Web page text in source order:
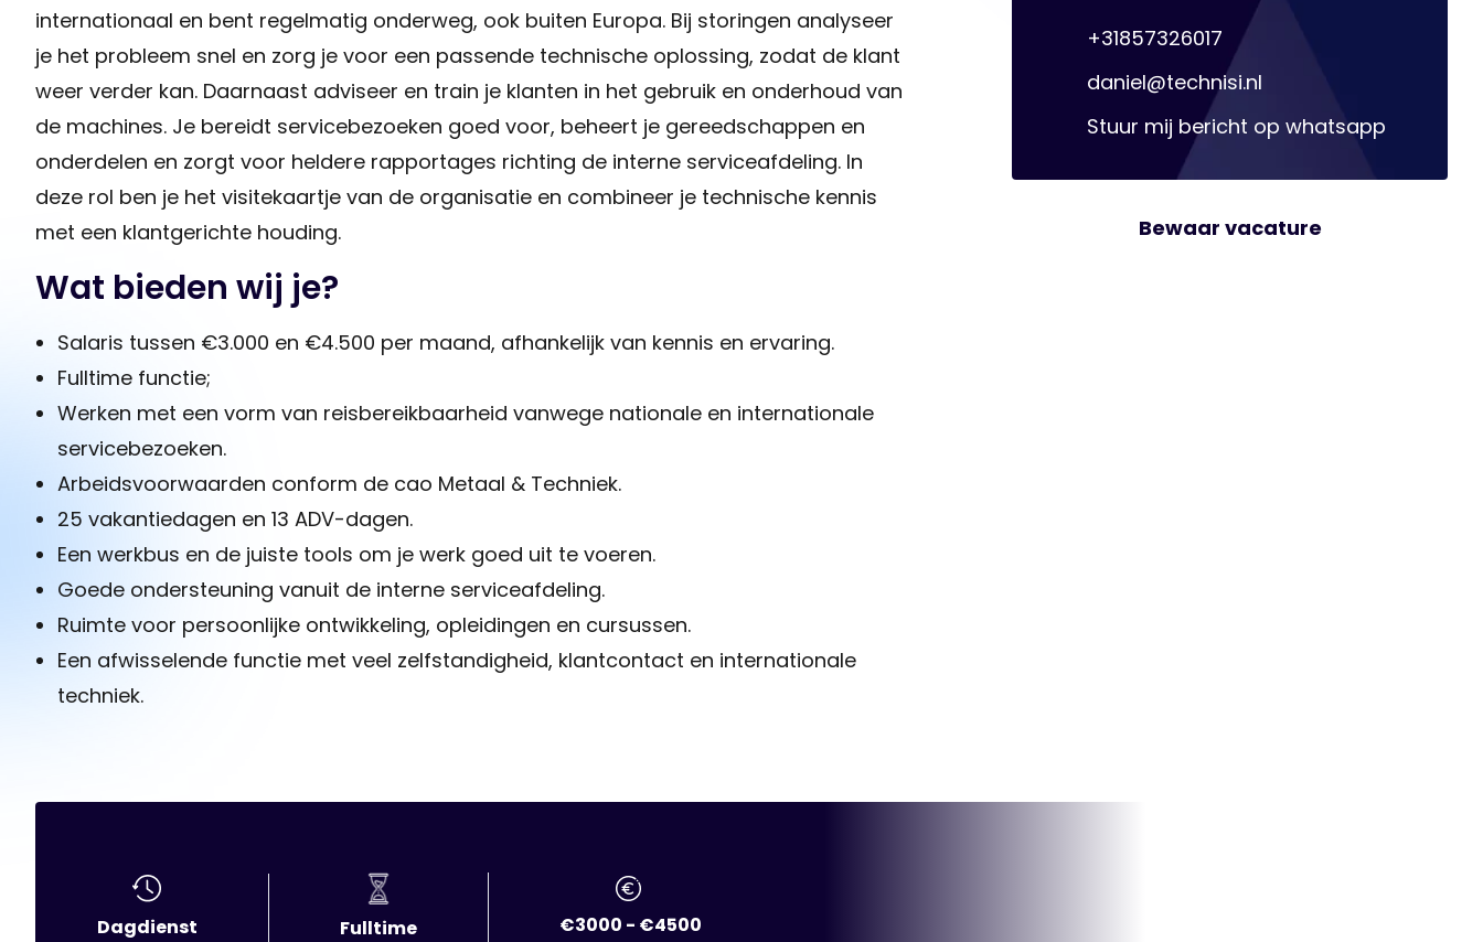
internationaal en bent regelmatig onderweg, ook buiten Europa. Bij storingen analyseer
je het probleem snel en zorg je voor een passende technische oplossing, zodat de klant
weer verder kan. Daarnaast adviseer en train je klanten in het gebruik en onderhoud van
de machines. Je bereidt servicebezoeken goed voor, beheert je gereedschappen en
onderdelen en zorgt voor heldere rapportages richting de interne serviceafdeling. In
deze rol ben je het visitekaartje van de organisatie en combineer je technische kennis
met een klantgerichte houding.
Wat bieden wij je?
Salaris tussen €3.000 en €4.500 per maand, afhankelijk van kennis en ervaring.
Fulltime functie;
Werken met een vorm van reisbereikbaarheid vanwege nationale en internationale
servicebezoeken.
Arbeidsvoorwaarden conform de cao Metaal & Techniek.
25 vakantiedagen en 13 ADV-dagen.
Een werkbus en de juiste tools om je werk goed uit te voeren.
Goede ondersteuning vanuit de interne serviceafdeling.
Ruimte voor persoonlijke ontwikkeling, opleidingen en cursussen.
Een afwisselende functie met veel zelfstandigheid, klantcontact en internationale
techniek.
+31857326017
daniel@technisi.nl
Stuur mij bericht op whatsapp
Bewaar vacature
Dagdienst Fulltime €3000 - €4500